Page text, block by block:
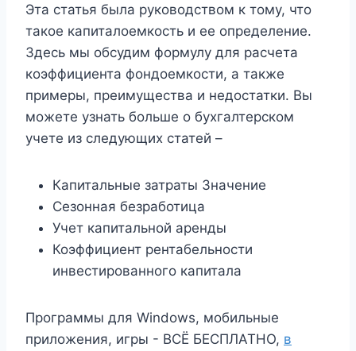
Эта статья была руководством к тому, что
такое капиталоемкость и ее определение.
Здесь мы обсудим формулу для расчета
коэффициента фондоемкости, а также
примеры, преимущества и недостатки. Вы
можете узнать больше о бухгалтерском
учете из следующих статей –
Капитальные затраты Значение
Сезонная безработица
Учет капитальной аренды
Коэффициент рентабельности
инвестированного капитала
Программы для Windows, мобильные
приложения, игры - ВСЁ БЕСПЛАТНО, в